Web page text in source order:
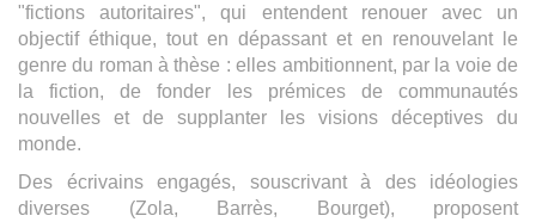
"fictions autoritaires", qui entendent renouer avec un
objectif éthique, tout en dépassant et en renouvelant le
genre du roman à thèse : elles ambitionnent, par la voie de
la fiction, de fonder les prémices de communautés
nouvelles et de supplanter les visions déceptives du
monde.
Des écrivains engagés, souscrivant à des idéologies
diverses (Zola, Barrès, Bourget), proposent